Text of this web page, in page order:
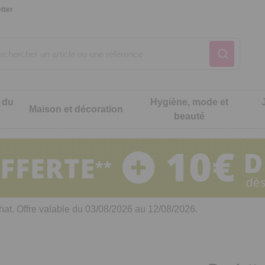
cuisine
de cuisine malins
Notre produit du
Notre produit du
Maison et décoration
Notre produit du
Hygiène, mode et
beauté
intimité
Notre produit du
Notre produit du
Notre produit du
Offre valable du 03/08/2026 au 12/08/2026.